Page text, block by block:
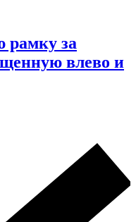
рамку за
влево и